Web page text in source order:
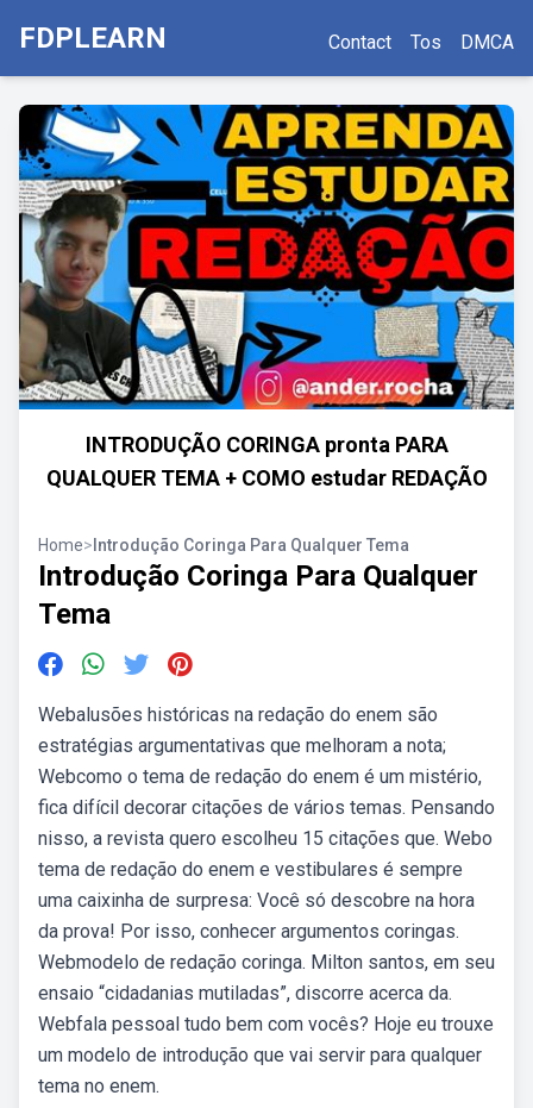
FDPLEARN Contact Tos DMCA
INTRODUÇÃO CORINGA pronta PARA
QUALQUER TEMA + COMO estudar REDAÇÃO
Home> Introdução Coringa Para Qualquer Tema
Introdução Coringa Para Qualquer
Tema
Webalusões históricas na redação do enem são
estratégias argumentativas que melhoram a nota;
Webcomo o tema de redação do enem é um mistério,
fica difícil decorar citações de vários temas. Pensando
nisso, a revista quero escolheu 15 citações que. Webo
tema de redação do enem e vestibulares é sempre
uma caixinha de surpresa: Você só descobre na hora
da prova! Por isso, conhecer argumentos coringas.
Webmodelo de redação coringa. Milton santos, em seu
ensaio “cidadanias mutiladas”, discorre acerca da.
Webfala pessoal tudo bem com vocês? Hoje eu trouxe
um modelo de introdução que vai servir para qualquer
tema no enem.